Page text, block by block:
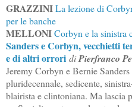
GRAZZINILa lezione di
per le banche
MELLONICorbyn e la sinistra
Sanders e Corbyn, vecchietti
e di altri orrori diPierfranco
Jeremy Corbyn e Bernie
pluridecennale, sedicente,
blairista e clintoniana. Ma lascia